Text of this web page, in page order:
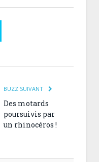
BUZZ SUIVANT
Des motards
poursuivis par
un rhinocéros !